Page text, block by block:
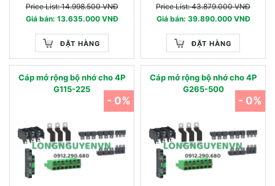
Price List: 14.998.500 VNĐ
Giá bán: 13.635.000 VNĐ
ĐẶT HÀNG
Price List: 43.879.000 VNĐ
Giá bán: 39.890.000 VNĐ
ĐẶT HÀNG
Cáp mở rộng bộ nhớ cho 4P
G115-225
- 0%
Cáp mở rộng bộ nhớ cho 4P
G265-500
- 0%